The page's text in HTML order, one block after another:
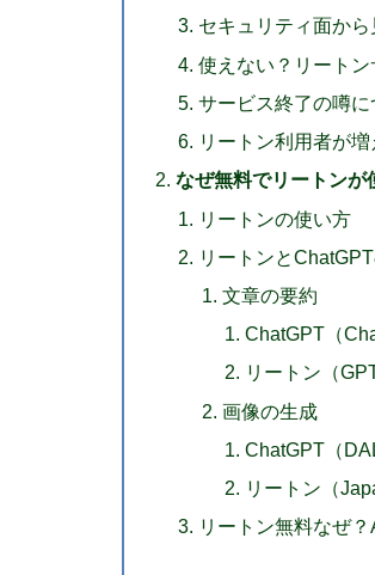
セキュリティ面か
使えない？リート
サービス終了の噂
リートン利用者が
なぜ無料でリートン
リートンの使い方
リートンと
文章の要約
ChatGPT（
リートン（
画像の生成
ChatGPT（
リートン（
リートン無料なぜ